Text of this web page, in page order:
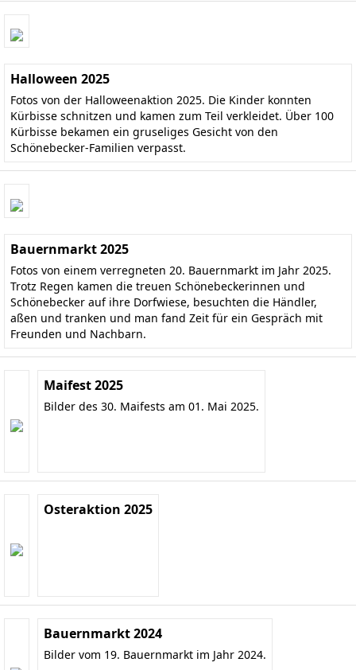
Halloween 2025
Fotos von der Halloweenaktion 2025. Die Kinder konnten
Kürbisse schnitzen und kamen zum Teil verkleidet. Über 100
Kürbisse bekamen ein gruseliges Gesicht von den
Schönebecker-Familien verpasst.
Bauernmarkt 2025
Fotos von einem verregneten 20. Bauernmarkt im Jahr 2025.
Trotz Regen kamen die treuen Schönebeckerinnen und
Schönebecker auf ihre Dorfwiese, besuchten die Händler,
aßen und tranken und man fand Zeit für ein Gespräch mit
Freunden und Nachbarn.
Maifest 2025
Bilder des 30. Maifests am 01. Mai 2025.
Osteraktion 2025
Bauernmarkt 2024
Bilder vom 19. Bauernmarkt im Jahr 2024.